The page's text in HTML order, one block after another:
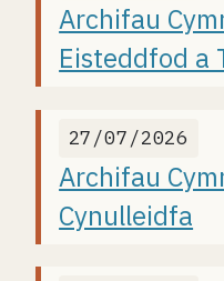
Archifau
Eisteddfod a
27/07/2026
Archifau
Cynulleidfa